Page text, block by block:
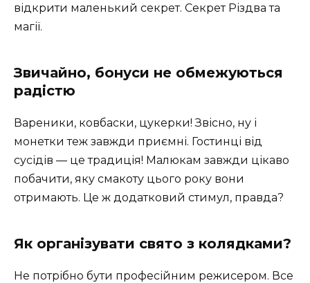
відкрити маленький секрет. Секрет Різдва та
магії.
Звичайно, бонуси не обмежуються
радістю
Вареники, ковбаски, цукерки! Звісно, ну і
монетки теж завжди приємні. Гостинці від
сусідів — це традиція! Малюкам завжди цікаво
побачити, яку смакоту цього року вони
отримають. Це ж додатковий стимул, правда?
Як організувати свято з колядками?
Не потрібно бути професійним режисером. Все